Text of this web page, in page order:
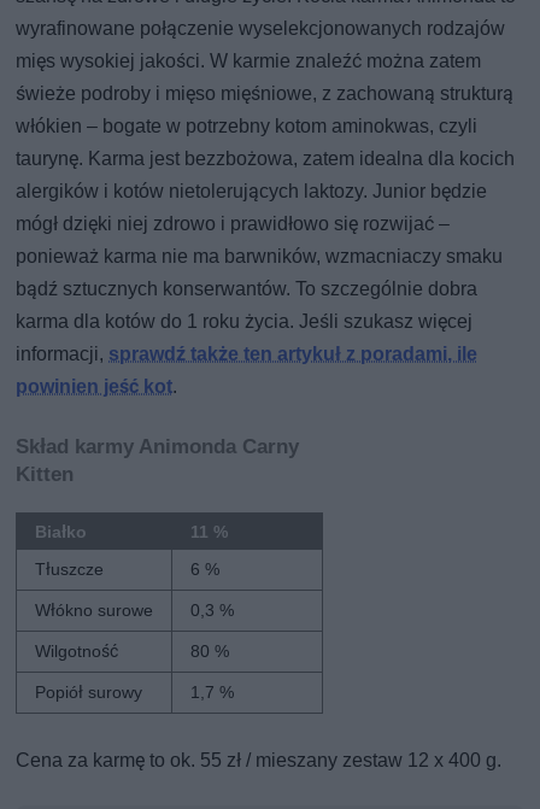
wyrafinowane połączenie wyselekcjonowanych rodzajów
mięs wysokiej jakości. W karmie znaleźć można zatem
świeże podroby i mięso mięśniowe, z zachowaną strukturą
włókien – bogate w potrzebny kotom aminokwas, czyli
taurynę. Karma jest bezzbożowa, zatem idealna dla kocich
alergików i kotów nietolerujących laktozy. Junior będzie
mógł dzięki niej zdrowo i prawidłowo się rozwijać –
ponieważ karma nie ma barwników, wzmacniaczy smaku
bądź sztucznych konserwantów. To szczególnie dobra
karma dla kotów do 1 roku życia. Jeśli szukasz więcej
informacji, sprawdź także ten artykuł z poradami, ile
powinien jeść kot.
Skład karmy Animonda Carny
Kitten
Białko
11 %
Tłuszcze
6 %
Włókno surowe 0,3 %
Wilgotność 80 %
Popiół surowy 1,7 %
Cena za karmę to ok. 55 zł / mieszany zestaw 12 x 400 g.